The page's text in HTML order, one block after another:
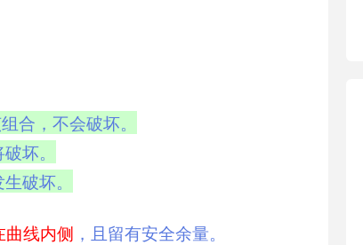
合，不会破坏。
坏。
破坏。
曲线内侧 ，且留有安全余量。